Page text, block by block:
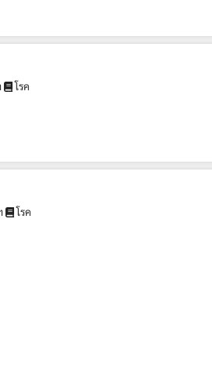
โรค
โรค